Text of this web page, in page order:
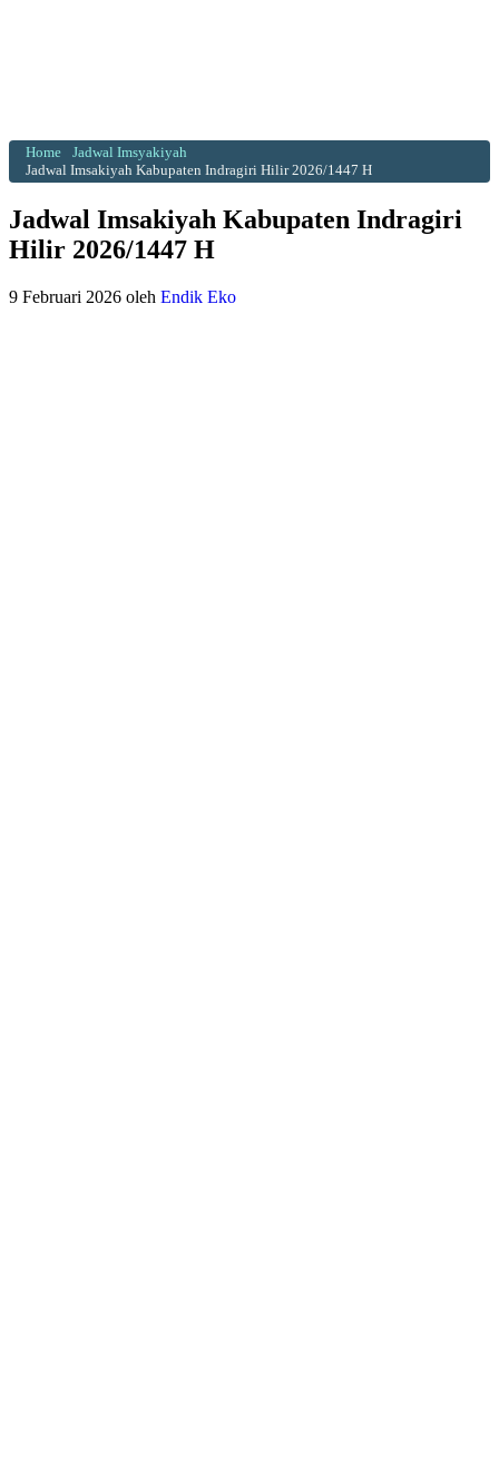
Home
Jadwal Imsyakiyah
Jadwal Imsakiyah Kabupaten Indragiri Hilir 2026/1447 H
Jadwal Imsakiyah Kabupaten Indragiri
Hilir 2026/1447 H
9 Februari 2026 oleh Endik Eko